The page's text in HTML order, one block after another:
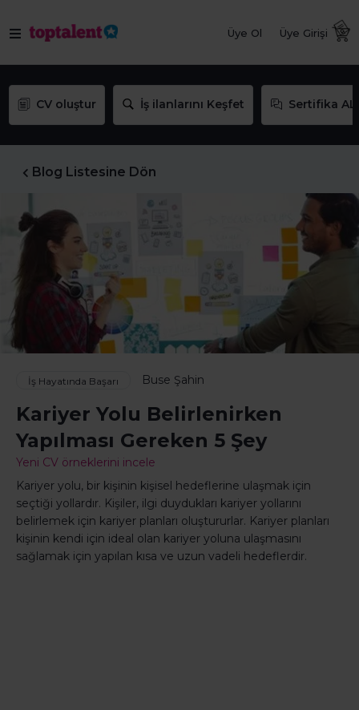
Üye Ol Üye Girişi
CV oluştur İş ilanlarını Keşfet Sertifika AL
Blog Listesine Dön
İş Hayatında Başarı Buse Şahin
Kariyer Yolu Belirlenirken
Yapılması Gereken 5 Şey
Yeni CV örneklerini incele
Kariyer yolu, bir kişinin kişisel hedeflerine ulaşmak için
seçtiği yollardır. Kişiler, ilgi duydukları kariyer yollarını
belirlemek için kariyer planları oluştururlar. Kariyer planları
kişinin kendi için ideal olan kariyer yoluna ulaşmasını
sağlamak için yapılan kısa ve uzun vadeli hedeflerdir.